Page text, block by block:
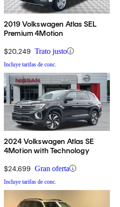
2019 Volkswagen Atlas SEL
Premium 4Motion
$20,249 Trato justo
Incluye tarifas de conc.
2024 Volkswagen Atlas SE
4Motion with Technology
$24,699 Gran oferta
Incluye tarifas de conc.